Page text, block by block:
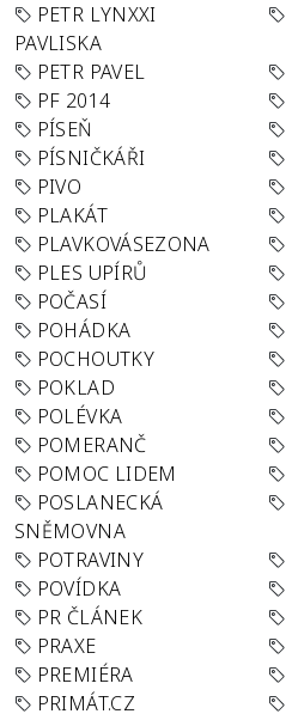
PETR LYNXXI
PAVLISKA
PETR PAVEL
PF 2014
PÍSEŇ
PÍSNIČKÁŘI
PIVO
PLAKÁT
PLAVKOVÁSEZONA
PLES UPÍRŮ
POČASÍ
POHÁDKA
POCHOUTKY
POKLAD
POLÉVKA
POMERANČ
POMOC LIDEM
POSLANECKÁ
SNĚMOVNA
POTRAVINY
POVÍDKA
PR ČLÁNEK
PRAXE
PREMIÉRA
PRIMÁT.CZ